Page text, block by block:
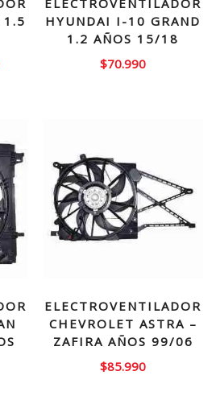
1.5
ELECTROVENTILADOR
HYUNDAI I-10 GRAND
1.2 AÑOS 15/18
$70.990
ELECTROVENTILADOR
CHEVROLET ASTRA –
ZAFIRA AÑOS 99/06
$85.990